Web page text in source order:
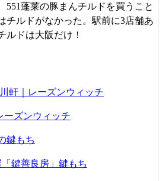
551蓬莱の豚まんチルドを買うこと
チルドがなかった。駅前に3店舗あ
ルドは大阪だけ！
ーズンウィッチ
「鍵善良房」鍵もち